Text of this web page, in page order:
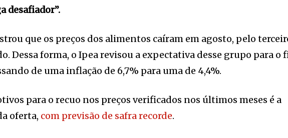
desafiador”.
que os preços dos alimentos caíram em agosto, pelo
Dessa forma, o Ipea revisou a expectativa desse grupo para o
de uma inflação de 6,7% para uma de 4,4%.
para o recuo nos preços verificados nos últimos meses é a
oferta, com previsão de safra recorde.